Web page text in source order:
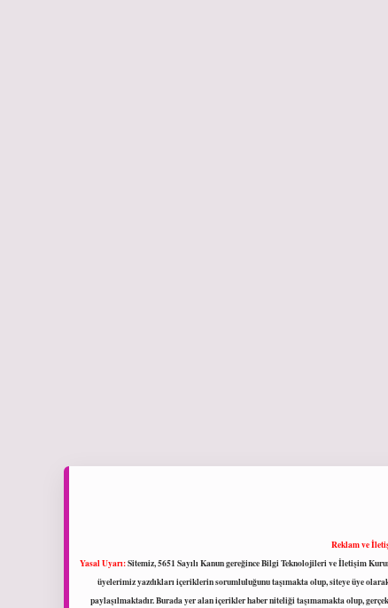
Reklam ve
Yasal Uyarı:Sitemiz, 5651 Sayılı Kanun gereğince Bilgi Teknolojileri ve İletişim
üyelerimiz yazdıkları içeriklerin sorumluluğunu taşımakta olup, siteye üye
paylaşılmaktadır. Burada yer alan içerikler haber niteliği taşımamakta olup,